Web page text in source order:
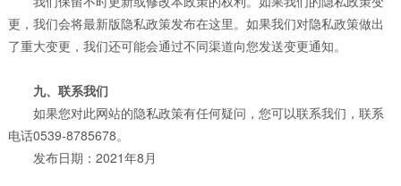
更，我们会将最新版隐私政策发布在这里。如果我们对隐私政策做出
了重大变更，我们还可能会通过不同渠道向您发送变更通知。
九、联系我们
如果您对此网站的隐私政策有任何疑问，您可以联系我们，联系
电话0539-8785678。
发布日期：2021年8月